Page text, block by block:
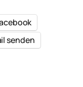
senden